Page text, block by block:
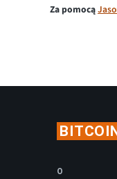
Za pomocą
O